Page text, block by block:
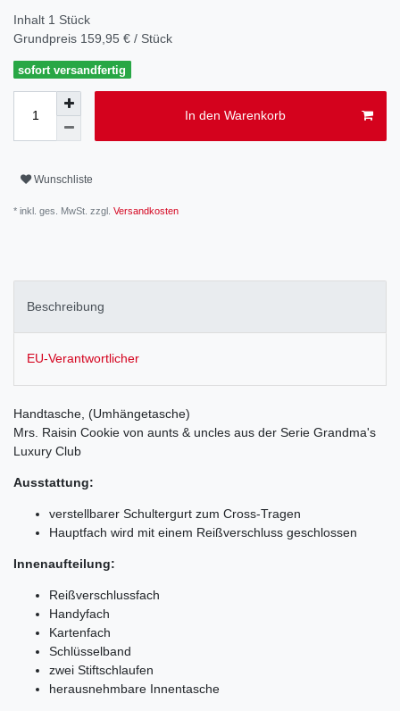
Inhalt 1 Stück
Grundpreis 159,95 € / Stück
sofort versandfertig
In den Warenkorb
Wunschliste
* inkl. ges. MwSt. zzgl. Versandkosten
Beschreibung
EU-Verantwortlicher
Handtasche, (Umhängetasche)
Mrs. Raisin Cookie von aunts & uncles aus der Serie Grandma's
Luxury Club
Ausstattung:
verstellbarer Schultergurt zum Cross-Tragen
Hauptfach wird mit einem Reißverschluss geschlossen
Innenaufteilung:
Reißverschlussfach
Handyfach
Kartenfach
Schlüsselband
zwei Stiftschlaufen
herausnehmbare Innentasche